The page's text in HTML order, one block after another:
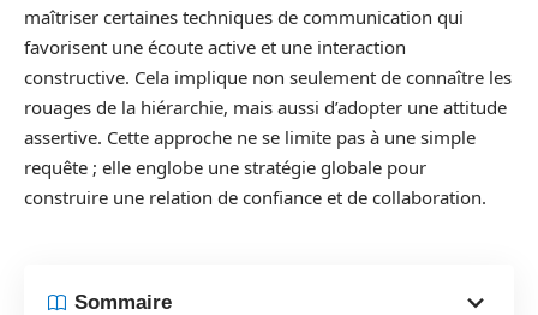
maîtriser certaines techniques de communication qui
favorisent une écoute active et une interaction
constructive. Cela implique non seulement de connaître les
rouages de la hiérarchie, mais aussi d’adopter une attitude
assertive. Cette approche ne se limite pas à une simple
requête ; elle englobe une stratégie globale pour
construire une relation de confiance et de collaboration.
Sommaire